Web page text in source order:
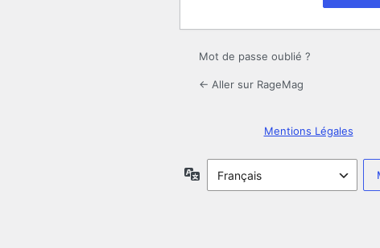
Mot de passe oublié ?
← Aller sur RageMag
Mentions Légales
Langue